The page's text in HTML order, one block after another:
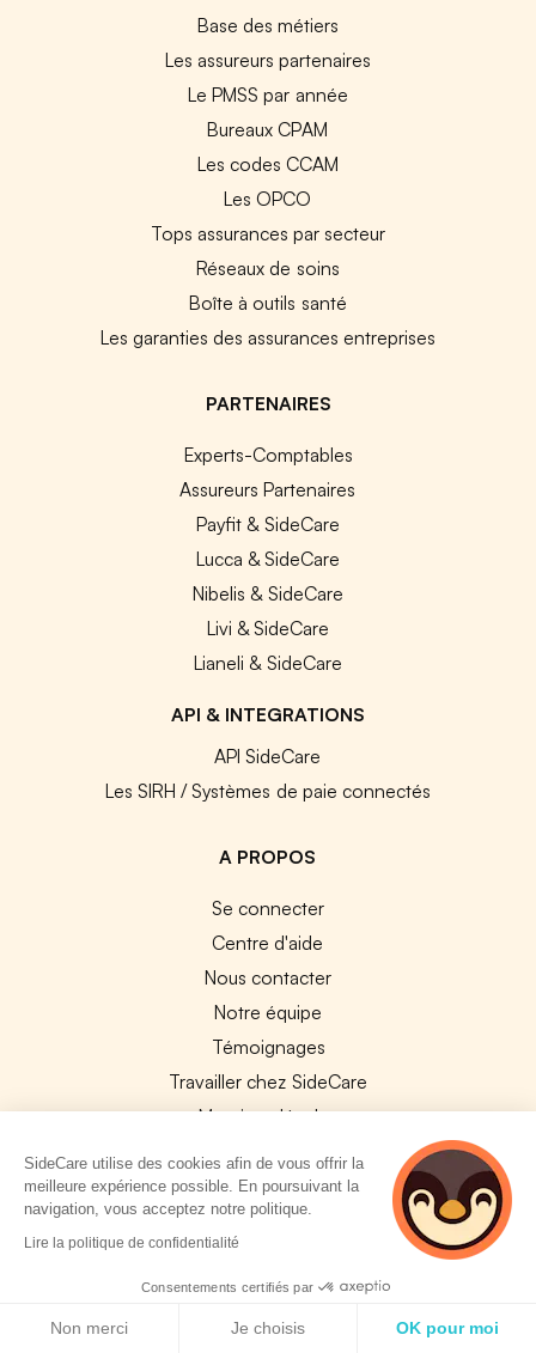
Base des métiers
Les assureurs partenaires
Le PMSS par année
Bureaux CPAM
Les codes CCAM
Les OPCO
Tops assurances par secteur
Réseaux de soins
Boîte à outils santé
Les garanties des assurances entreprises
PARTENAIRES
Experts-Comptables
Assureurs Partenaires
Payfit & SideCare
Lucca & SideCare
Nibelis & SideCare
Livi & SideCare
Lianeli & SideCare
API & INTEGRATIONS
API SideCare
Les SIRH / Systèmes de paie connectés
A PROPOS
Se connecter
Centre d'aide
Nous contacter
Notre équipe
Témoignages
Travailler chez SideCare
Mentions légales
Cookies
NOS APPS
App Store
SideCare utilise des cookies afin de vous offrir la
meilleure expérience possible. En poursuivant la
navigation, vous acceptez notre politique.
Lire la politique de confidentialité
Consentements certifiés par
Non merci Je choisis OK pour moi
4 personnes
consultent
actuellement cette